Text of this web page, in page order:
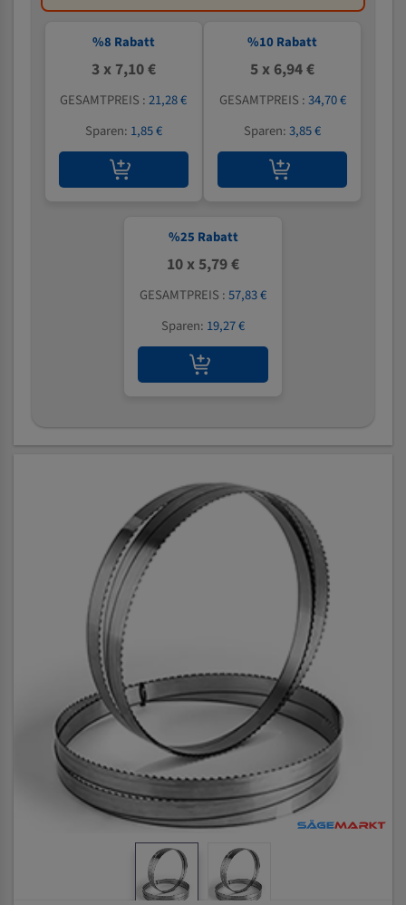
%8 Rabatt
3 x 7,10 €
GESAMTPREIS :21,28 €
Sparen: 1,85 €
%10 Rabatt
5 x 6,94 €
GESAMTPREIS :34,70 €
Sparen:3,85 €
%25 Rabatt
10 x 5,79 €
GESAMTPREIS :57,83 €
Sparen: 19,27 €